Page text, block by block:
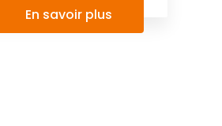
En savoir plus